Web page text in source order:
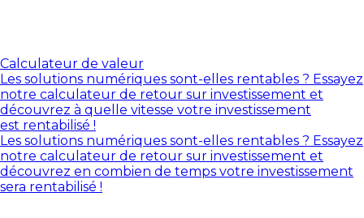
Calculateur de valeur
Les solutions numériques sont-elles rentables ? Essayez
notre calculateur de retour sur investissement et
découvrez à quelle vitesse votre investissement
est rentabilisé !
Les solutions numériques sont-elles rentables ? Essayez
notre calculateur de retour sur investissement et
découvrez en combien de temps votre investissement
sera rentabilisé !